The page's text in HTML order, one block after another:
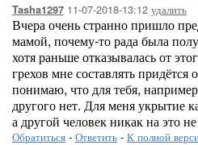
Tasha1297 11-07-2018-13:12 удалить
Вчера очень странно пришло
мамой, почему-то рада была
хотя раньше отказывалась от
грехов мне составлять придётся
понимаю, что для тебя,
другого нет. Для меня укрытие
а другой человек никак на это
Обратиться - Ответить - К полной